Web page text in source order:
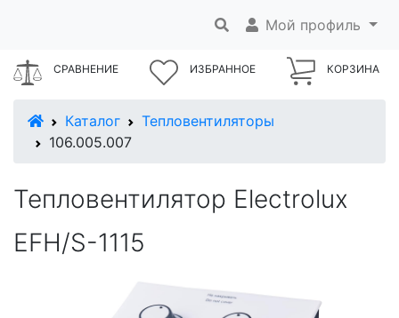
Мой профиль
СРАВНЕНИЕ ИЗБРАННОЕ КОРЗИНА
В начало
Каталог
Тепловентиляторы
106.005.007
Тепловентилятор Electrolux
EFH/S-1115